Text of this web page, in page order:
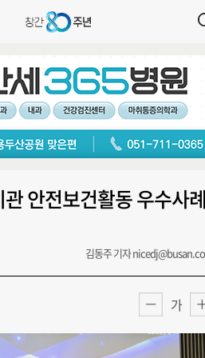
안전보건활동 우수사
김동주 기자
가